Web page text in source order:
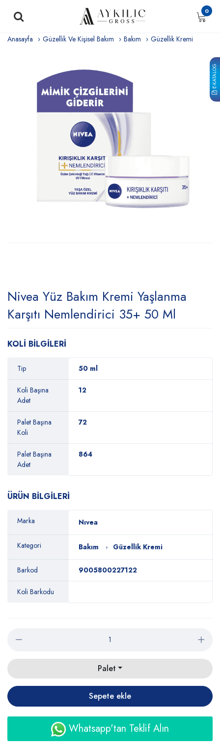
E-KATALOG
0
Anasayfa Güzellik Ve Kişisel Bakım Bakım Güzellik Kremi
Nivea Yüz Bakım Kremi Yaşlanma
Karşıtı Nemlendirici 35+ 50 Ml
KOLİ BİLGİLERİ
Tip 50 ml
Koli Başına
Adet
12
Palet Başına
Koli
72
Palet Başına
Adet
864
ÜRÜN BİLGİLERİ
Marka Nıvea
Kategori Bakım Güzellik Kremi
Barkod 9005800227122
Koli Barkodu
Palet
Sepete ekle
Whatsapp'tan Teklif Alın